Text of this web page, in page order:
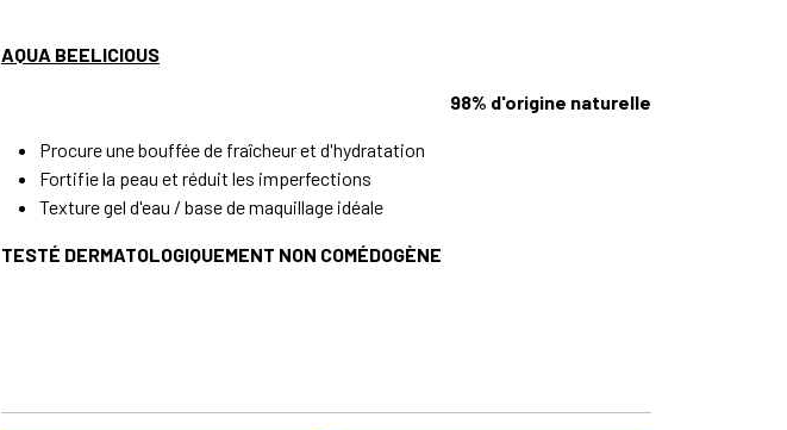
AQUA BEELICIOUS
98% d'origine naturelle
Procure une bouffée de fraîcheur et d'hydratation
Fortifie la peau et réduit les imperfections
Texture gel d'eau / base de maquillage idéale
TESTÉ DERMATOLOGIQUEMENT NON COMÉDOGÈNE